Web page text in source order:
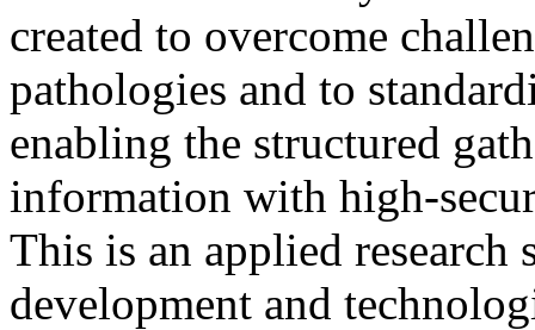
created to overcome
pathologies and to
enabling the structured
information with high-
This is an applied research
development and